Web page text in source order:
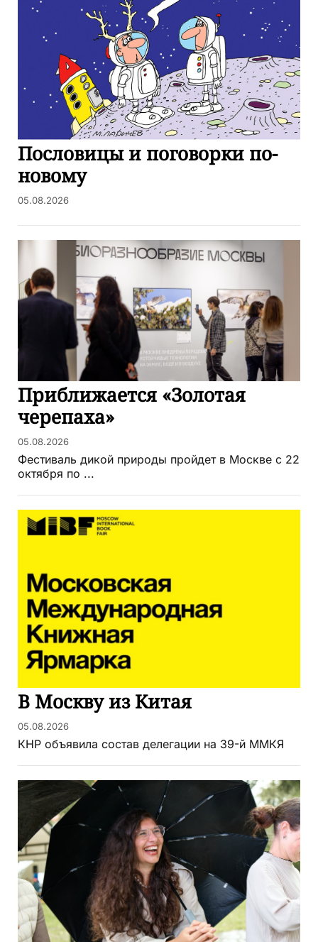
Пословицы и поговорки по-
новому
05.08.2026
Приближается «Золотая
черепаха»
05.08.2026
Фестиваль дикой природы пройдет в Москве с 22
октября по ...
В Москву из Китая
05.08.2026
КНР объявила состав делегации на 39-й ММКЯ